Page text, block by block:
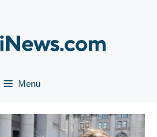
Menu